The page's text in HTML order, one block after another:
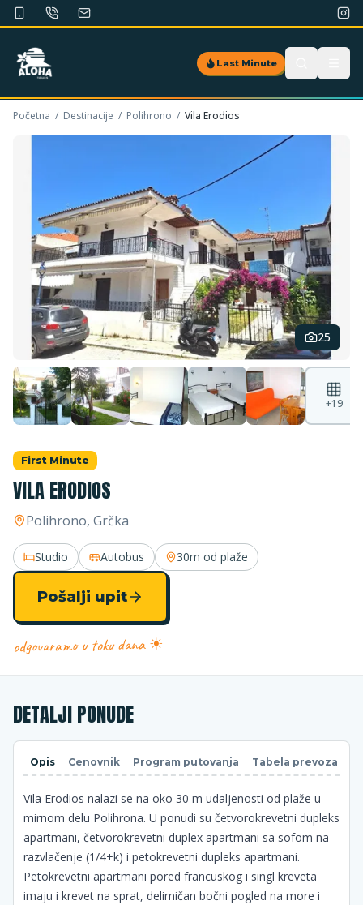
Last Minute
Početna / Destinacije / Polihrono / Vila Erodios
25
+19
First Minute
VILA ERODIOS
Polihrono, Grčka
Studio Autobus 30m od plaže
Pošalji upit
odgovaramo u toku dana ☀
DETALJI PONUDE
Opis Cenovnik Program putovanja Tabela prevoza
Vila Erodios nalazi se na oko 30 m udaljenosti od plaže u
mirnom delu Polihrona. U ponudi su četvorokrevetni dupleks
apartmani, četvorokrevetni duplex apartmani sa sofom na
razvlačenje (1/4+k) i petokrevetni dupleks apartmani.
Petokrevetni apartmani pored francuskog i singl kreveta
imaju i krevet na sprat, delimičan bočni pogled na more i